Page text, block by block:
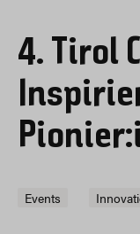
4. Tirol
Events